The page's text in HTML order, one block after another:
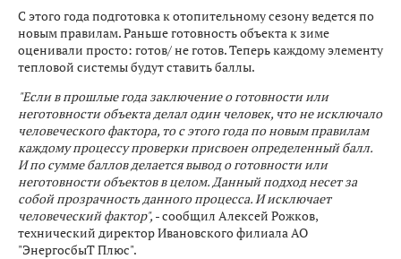
С этого года подготовка к отопительному сезону ведется по
новым правилам. Раньше готовность объекта к зиме
оценивали просто: готов/ не готов. Теперь каждому элементу
тепловой системы будут ставить баллы.
"Если в прошлые года заключение о готовности или
неготовности объекта делал один человек, что не исключало
человеческого фактора, то с этого года по новым правилам
каждому процессу проверки присвоен определенный балл.
И по сумме баллов делается вывод о готовности или
неготовности объектов в целом. Данный подход несет за
собой прозрачность данного процесса. И исключает
человеческий фактор", - сообщил Алексей Рожков,
технический директор Ивановского филиала АО
"ЭнергосбыТ Плюс".